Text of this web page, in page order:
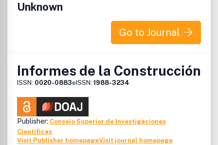
Unknown
Go to Journal
Informes de la Construcción
ISSN: 0020-0883eISSN: 1988-3234
Publisher: Consejo Superior de Investigaciones
Científicas
Visit Publisher homepageVisit journal homepage